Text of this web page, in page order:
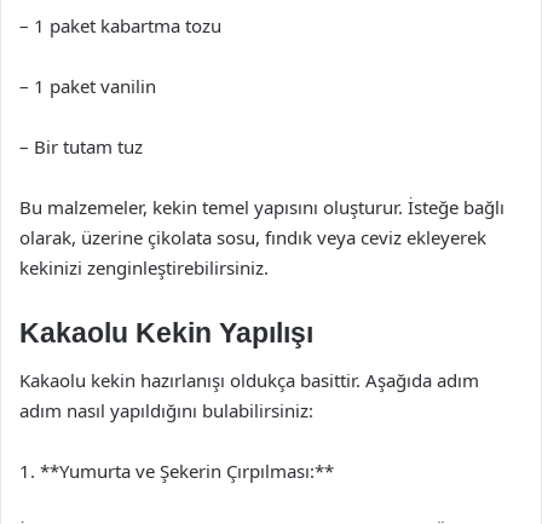
– 1 paket kabartma tozu
– 1 paket vanilin
– Bir tutam tuz
Bu malzemeler, kekin temel yapısını oluşturur. İsteğe bağlı
olarak, üzerine çikolata sosu, fındık veya ceviz ekleyerek
kekinizi zenginleştirebilirsiniz.
Kakaolu Kekin Yapılışı
Kakaolu kekin hazırlanışı oldukça basittir. Aşağıda adım
adım nasıl yapıldığını bulabilirsiniz:
1. **Yumurta ve Şekerin Çırpılması:**